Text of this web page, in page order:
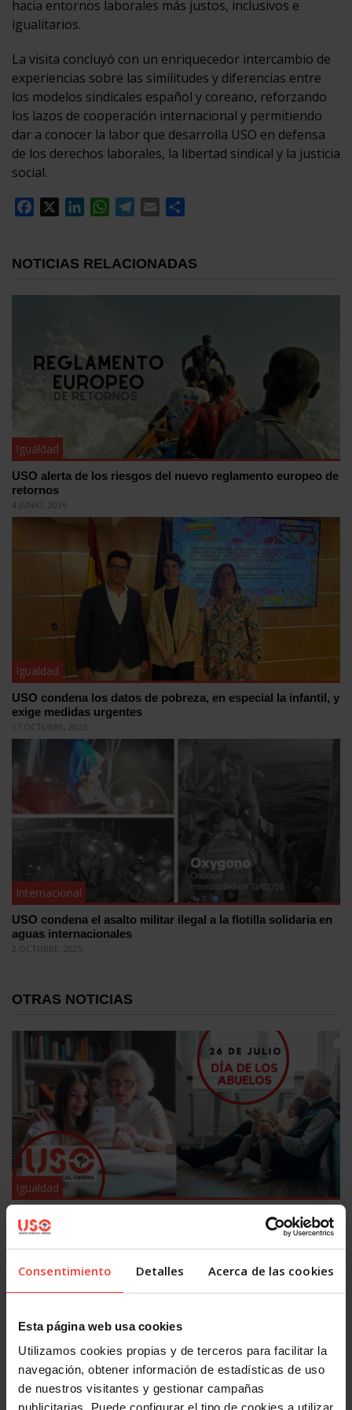
Consentimiento Detalles Acerca de las cookies
Esta página web usa cookies
Utilizamos cookies propias y de terceros para facilitar la
navegación, obtener información de estadísticas de uso
de nuestros visitantes y gestionar campañas
publicitarias. Puede configurar el tipo de cookies a utilizar
hacia entornos laborales más justos, inclusivos e
igualitarios.
La visita concluyó con un enriquecedor intercambio de
experiencias sobre las similitudes y diferencias entre
los modelos sindicales español y coreano, reforzando
los lazos de cooperación internacional y permitiendo
dar a conocer la labor que desarrolla USO en defensa
de los derechos laborales, la libertad sindical y la justicia
social.
Facebook
LinkedInWhatsApp
Telegram
Email
NOTICIAS RELACIONADAS
Igualdad
USO alerta de los riesgos del nuevo reglamento europeo de
retornos
4 JUNIO, 2026
Igualdad
USO condena los datos de pobreza, en especial la infantil, y
exige medidas urgentes
17 OCTUBRE, 2025
Internacional
USO condena el asalto militar ilegal a la flotilla solidaria en
aguas internacionales
2 OCTUBRE, 2025
OTRAS NOTICIAS
Igualdad
Día Mundial de los Abuelos: USO reivindica pensiones
dignas